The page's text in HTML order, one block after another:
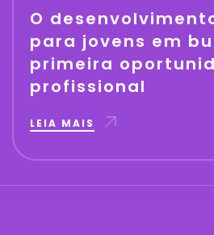
O
para jovens em
primeira
profissional
LEIA MAIS